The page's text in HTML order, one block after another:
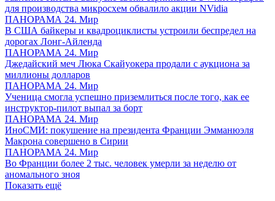
для производства микросхем обвалило акции NVidia
ПАНОРАМА 24. Мир
В США байкеры и квадроциклисты устроили беспредел на
дорогах Лонг-Айленда
ПАНОРАМА 24. Мир
Джедайский меч Люка Скайуокера продали с аукциона за
миллионы долларов
ПАНОРАМА 24. Мир
Ученица смогла успешно приземлиться после того, как ее
инструктор-пилот выпал за борт
ПАНОРАМА 24. Мир
ИноСМИ: покушение на президента Франции Эмманюэля
Макрона совершено в Сирии
ПАНОРАМА 24. Мир
Во Франции более 2 тыс. человек умерли за неделю от
аномального зноя
Показать ещё